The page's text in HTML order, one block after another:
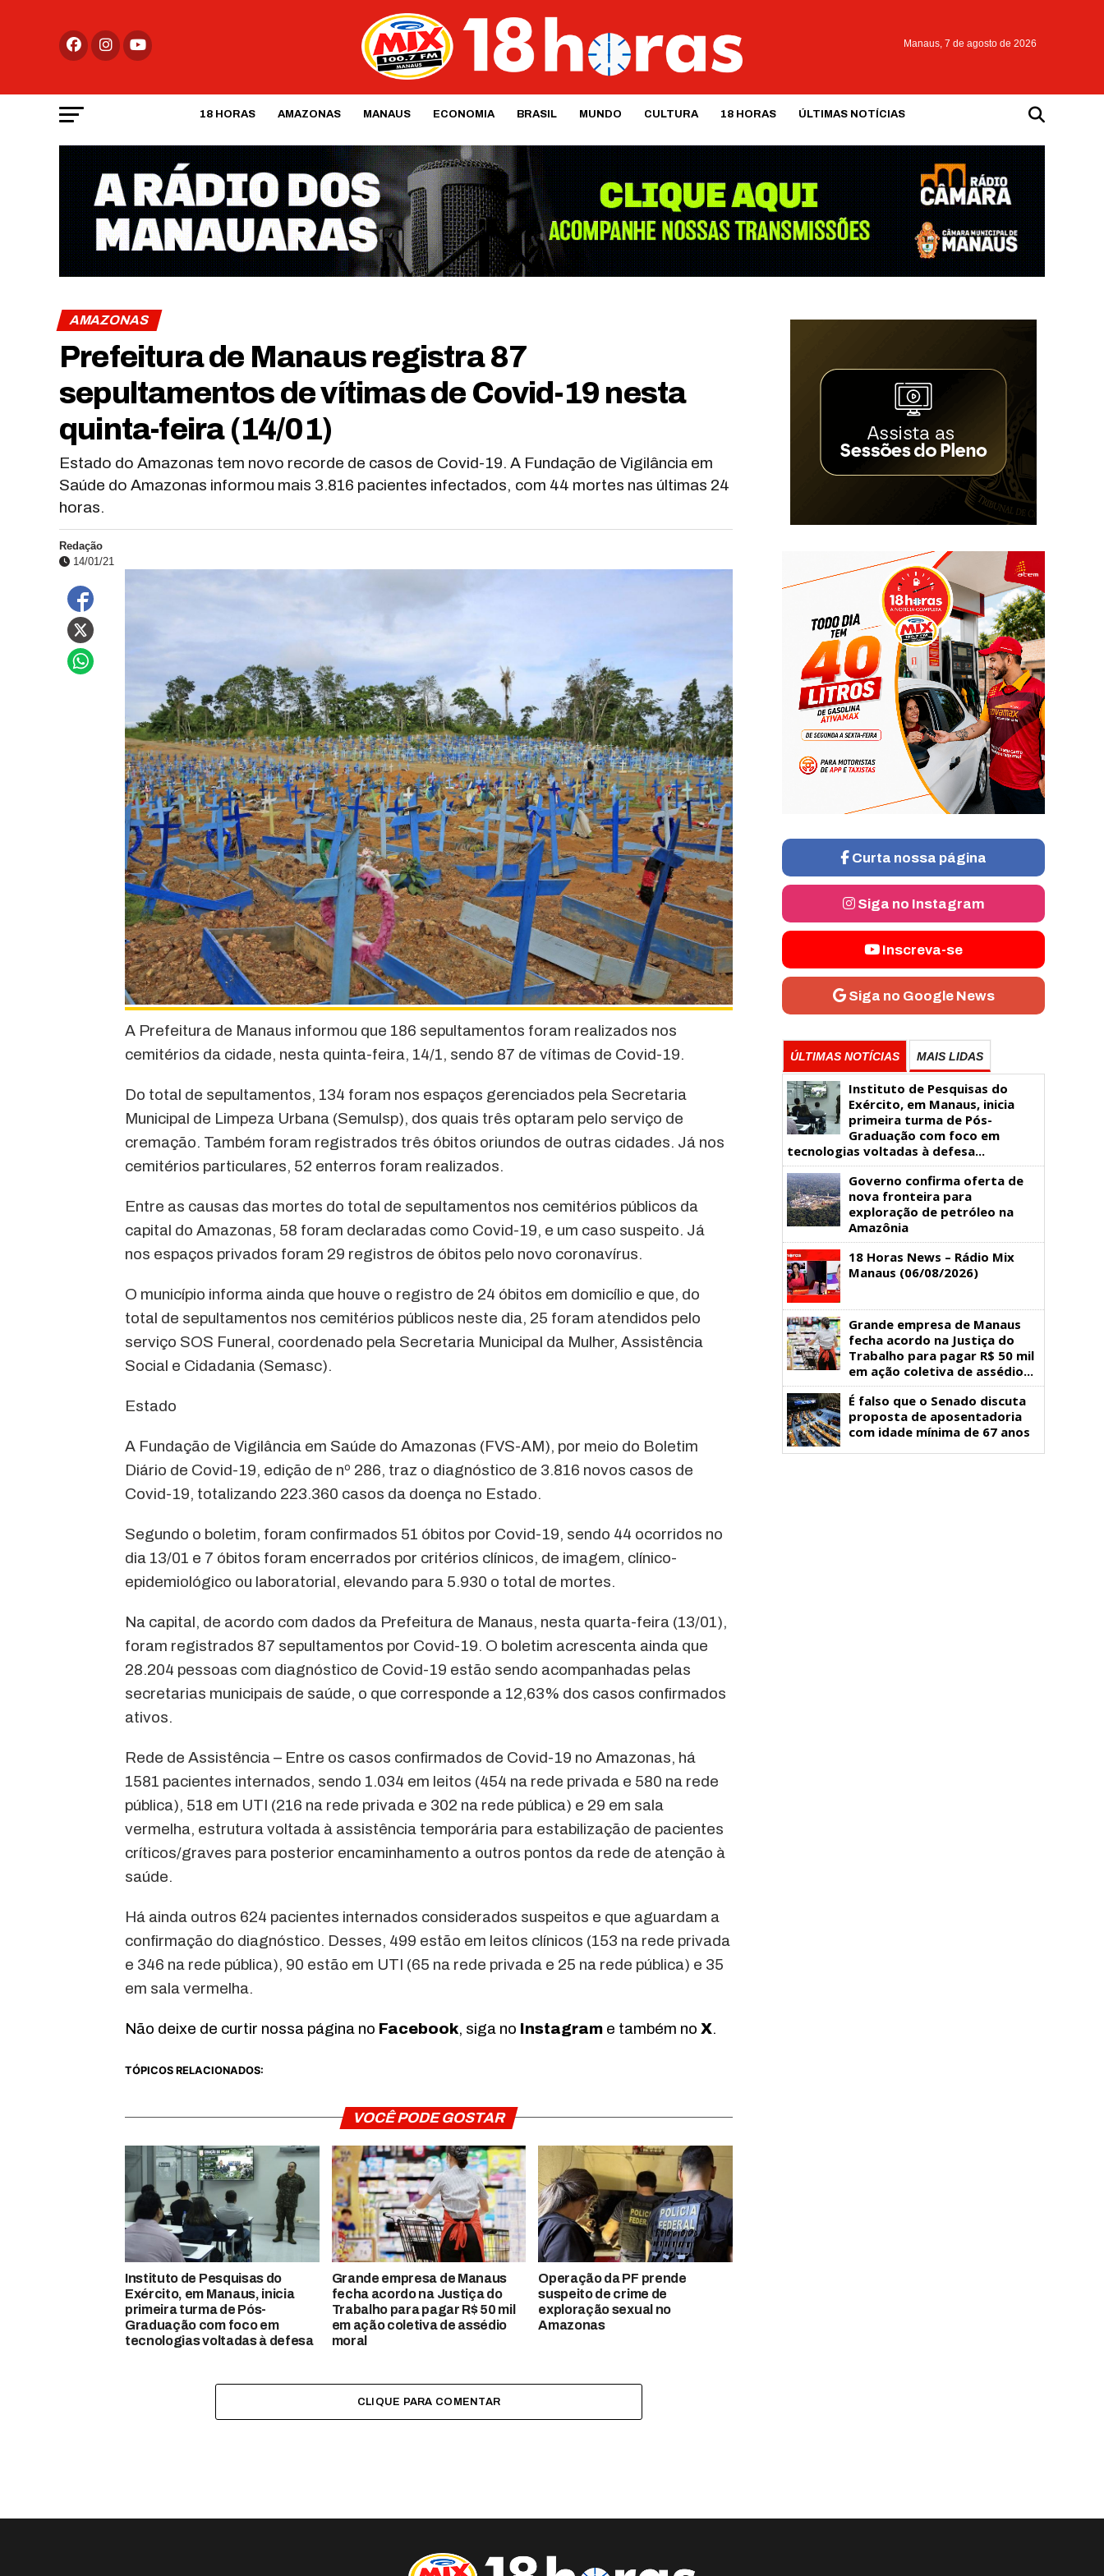
Manaus, 7 de agosto de 2026
18 HORAS AMAZONAS MANAUS ECONOMIA BRASIL MUNDO CULTURA 18 HORAS ÚLTIMAS NOTÍCIAS
AMAZONAS
Prefeitura de Manaus registra 87
sepultamentos de vítimas de Covid-19 nesta
quinta-feira (14/01)
Estado do Amazonas tem novo recorde de casos de Covid-19. A Fundação de Vigilância em
Saúde do Amazonas informou mais 3.816 pacientes infectados, com 44 mortes nas últimas 24
horas.
Redação
14/01/21
A Prefeitura de Manaus informou que 186 sepultamentos foram realizados nos
cemitérios da cidade, nesta quinta-feira, 14/1, sendo 87 de vítimas de Covid-19.
Do total de sepultamentos, 134 foram nos espaços gerenciados pela Secretaria
Municipal de Limpeza Urbana (Semulsp), dos quais três optaram pelo serviço de
cremação. Também foram registrados três óbitos oriundos de outras cidades. Já nos
cemitérios particulares, 52 enterros foram realizados.
Entre as causas das mortes do total de sepultamentos nos cemitérios públicos da
capital do Amazonas, 58 foram declaradas como Covid-19, e um caso suspeito. Já
nos espaços privados foram 29 registros de óbitos pelo novo coronavírus.
O município informa ainda que houve o registro de 24 óbitos em domicílio e que, do
total de sepultamentos nos cemitérios públicos neste dia, 25 foram atendidos pelo
serviço SOS Funeral, coordenado pela Secretaria Municipal da Mulher, Assistência
Social e Cidadania (Semasc).
Estado
A Fundação de Vigilância em Saúde do Amazonas (FVS-AM), por meio do Boletim
Diário de Covid-19, edição de nº 286, traz o diagnóstico de 3.816 novos casos de
Covid-19, totalizando 223.360 casos da doença no Estado.
Segundo o boletim, foram confirmados 51 óbitos por Covid-19, sendo 44 ocorridos no
dia 13/01 e 7 óbitos foram encerrados por critérios clínicos, de imagem, clínico-
epidemiológico ou laboratorial, elevando para 5.930 o total de mortes.
Na capital, de acordo com dados da Prefeitura de Manaus, nesta quarta-feira (13/01),
foram registrados 87 sepultamentos por Covid-19. O boletim acrescenta ainda que
28.204 pessoas com diagnóstico de Covid-19 estão sendo acompanhadas pelas
secretarias municipais de saúde, o que corresponde a 12,63% dos casos confirmados
ativos.
Rede de Assistência – Entre os casos confirmados de Covid-19 no Amazonas, há
1581 pacientes internados, sendo 1.034 em leitos (454 na rede privada e 580 na rede
pública), 518 em UTI (216 na rede privada e 302 na rede pública) e 29 em sala
vermelha, estrutura voltada à assistência temporária para estabilização de pacientes
críticos/graves para posterior encaminhamento a outros pontos da rede de atenção à
saúde.
Há ainda outros 624 pacientes internados considerados suspeitos e que aguardam a
confirmação do diagnóstico. Desses, 499 estão em leitos clínicos (153 na rede privada
e 346 na rede pública), 90 estão em UTI (65 na rede privada e 25 na rede pública) e 35
em sala vermelha.
Não deixe de curtir nossa página no Facebook, siga no Instagram e também no X.
TÓPICOS RELACIONADOS:
VOCÊ PODE GOSTAR
Instituto de Pesquisas do
Exército, em Manaus, inicia
primeira turma de Pós-
Graduação com foco em
tecnologias voltadas à defesa
Grande empresa de Manaus
fecha acordo na Justiça do
Trabalho para pagar R$ 50 mil
em ação coletiva de assédio
moral
Operação da PF prende
suspeito de crime de
exploração sexual no
Amazonas
CLIQUE PARA COMENTAR
Curta nossa página
Siga no Instagram
Inscreva-se
Siga no Google News
ÚLTIMAS NOTÍCIAS MAIS LIDAS
Instituto de Pesquisas do
Exército, em Manaus, inicia
primeira turma de Pós-
Graduação com foco em
tecnologias voltadas à defesa...
Governo confirma oferta de
nova fronteira para
exploração de petróleo na
Amazônia
18 Horas News​​​​​​​​​​​​ – Rádio Mix
Manaus (06/08/2026)
Grande empresa de Manaus
fecha acordo na Justiça do
Trabalho para pagar R$ 50 mil
em ação coletiva de assédio...
É falso que o Senado discuta
proposta de aposentadoria
com idade mínima de 67 anos